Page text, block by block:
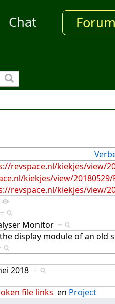
Chat Forum
revspace.nl/kiekjes/view/
kiekjes/view/20180529/
revspace.nl/kiekjes/view/
+
Monitor +
display module of an old
2018 +
file links en Project